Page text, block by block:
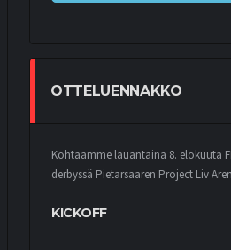
OTTELUENNAKKO
Kohtaamme lauantaina 8. elokuuta
derbyssä Pietarsaaren Project Liv
KICKOFF